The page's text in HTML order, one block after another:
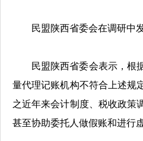
民盟陕西省委会在调研中
民盟陕西省委会表示，根
量代理记账机构不符合上述规
之近年来会计制度、税收政策
甚至协助委托人做假账和进行